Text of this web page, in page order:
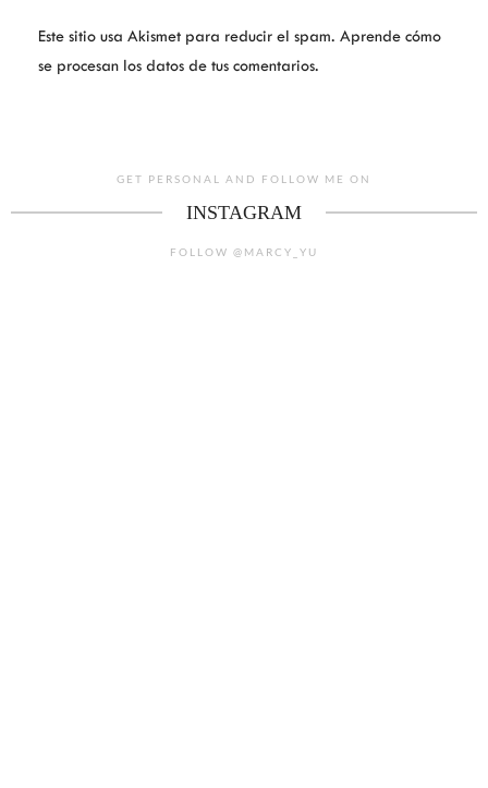
Este sitio usa Akismet para reducir el spam. Aprende cómo
se procesan los datos de tus comentarios.
GET PERSONAL AND FOLLOW ME ON
INSTAGRAM
FOLLOW @MARCY_YU